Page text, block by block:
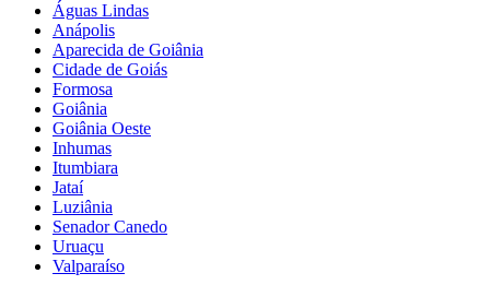
Águas Lindas
Anápolis
Aparecida de Goiânia
Cidade de Goiás
Formosa
Goiânia
Goiânia Oeste
Inhumas
Itumbiara
Jataí
Luziânia
Senador Canedo
Uruaçu
Valparaíso